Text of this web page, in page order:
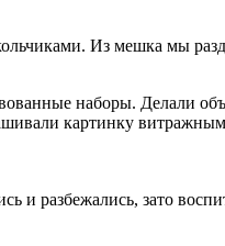
Из мешка мы
наборы. Делали
картинку
и разбежались, зато